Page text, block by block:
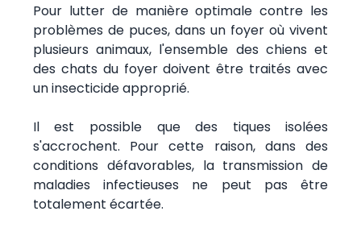
Pour lutter de manière optimale contre les
problèmes de puces, dans un foyer où vivent
plusieurs animaux, l'ensemble des chiens et
des chats du foyer doivent être traités avec
un insecticide approprié.
Il est possible que des tiques isolées
s'accrochent. Pour cette raison, dans des
conditions défavorables, la transmission de
maladies infectieuses ne peut pas être
totalement écartée.